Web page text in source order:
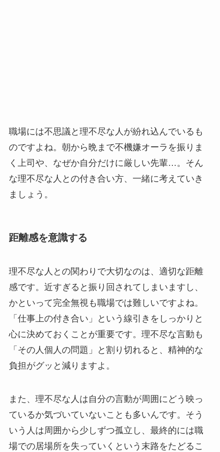
職場には不思議と理不尽な人が紛れ込んでいるも
のですよね。朝から晩まで不機嫌オーラを振りま
く上司や、なぜか自分だけに厳しい先輩…。そん
な理不尽な人との付き合い方、一緒に考えていき
ましょう。
距離感を意識する
理不尽な人との関わりで大切なのは、適切な距離
感です。近すぎると振り回されてしまいますし、
かといって完全無視も職場では難しいですよね。
「仕事上の付き合い」という線引きをしっかりと
心に決めておくことが重要です。理不尽な言動も
「その人個人の問題」と割り切れると、精神的な
負担がグッと減りますよ。
また、理不尽な人は自分の言動が周囲にどう映っ
ているか気づいていないことも多いんです。そう
いう人は周囲から少しずつ孤立し、最終的には職
場での居場所を失っていくという末路をたどるこ